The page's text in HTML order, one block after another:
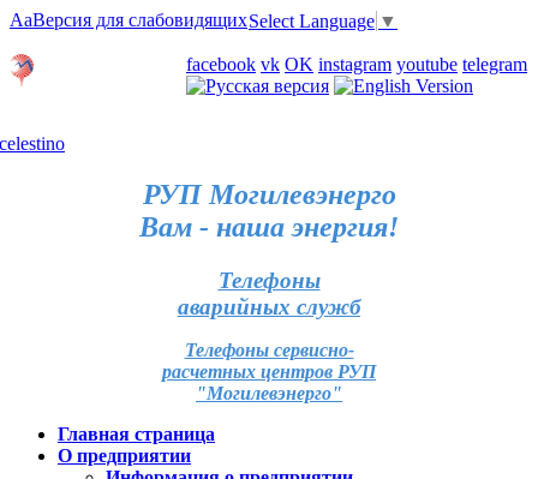
AaВерсия для слабовидящихSelect Language ▼
facebook vk OK instagram youtube telegram
РУП Могилевэнерго
Вам - наша энергия!
Телефоны
аварийных служб
Телефоны сервисно-
расчетных центров РУП
"Могилевэнерго"
Главная страница
О предприятии